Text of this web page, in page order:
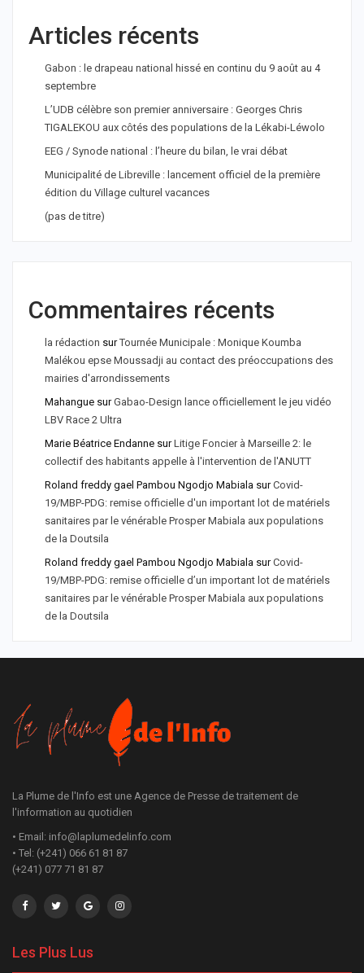
Articles récents
Gabon : le drapeau national hissé en continu du 9 août au 4
septembre
L’UDB célèbre son premier anniversaire : Georges Chris
TIGALEKOU aux côtés des populations de la Lékabi-Léwolo
EEG / Synode national : l’heure du bilan, le vrai débat
Municipalité de Libreville : lancement officiel de la première
édition du Village culturel vacances
(pas de titre)
Commentaires récents
la rédaction surTournée Municipale : Monique Koumba
Malékou epse Moussadji au contact des préoccupations des
mairies d'arrondissements
Mahangue surGabao-Design lance officiellement le jeu vidéo
LBV Race 2 Ultra
Marie Béatrice Endanne surLitige Foncier à Marseille 2: le
collectif des habitants appelle à l'intervention de l'ANUTT
Roland freddy gael Pambou Ngodjo Mabiala surCovid-
19/MBP-PDG: remise officielle d'un important lot de matériels
sanitaires par le vénérable Prosper Mabiala aux populations
de la Doutsila
Roland freddy gael Pambou Ngodjo Mabiala surCovid-
19/MBP-PDG: remise officielle d’un important lot de matériels
sanitaires par le vénérable Prosper Mabiala aux populations
de la Doutsila
La Plume de l'Info est une Agence de Presse de traitement de
l'information au quotidien
• Email: info@laplumedelinfo.com
• Tel: (+241) 066 61 81 87
(+241) 077 71 81 87
Les Plus Lus